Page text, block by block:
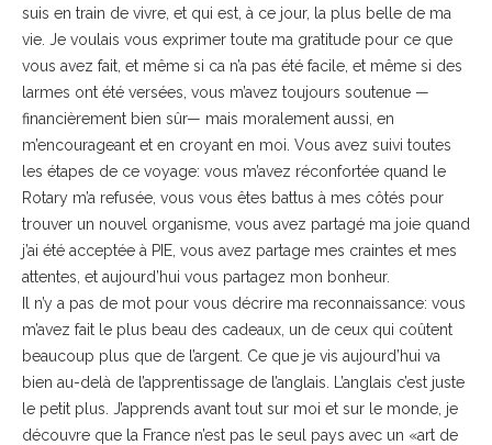
suis en train de vivre, et qui est, à ce jour, la plus belle de ma
vie. Je voulais vous exprimer toute ma gratitude pour ce que
vous avez fait, et même si ca n’a pas été facile, et même si des
larmes ont été versées, vous m’avez toujours soutenue —
financièrement bien sûr— mais moralement aussi, en
m’encourageant et en croyant en moi. Vous avez suivi toutes
les étapes de ce voyage: vous m’avez réconfortée quand le
Rotary m’a refusée, vous vous êtes battus à mes côtés pour
trouver un nouvel organisme, vous avez partagé ma joie quand
j’ai été acceptée à PIE, vous avez partage mes craintes et mes
attentes, et aujourd’hui vous partagez mon bonheur.
Il n’y a pas de mot pour vous décrire ma reconnaissance: vous
m’avez fait le plus beau des cadeaux, un de ceux qui coûtent
beaucoup plus que de l’argent. Ce que je vis aujourd’hui va
bien au-delà de l’apprentissage de l’anglais. L’anglais c’est juste
le petit plus. J’apprends avant tout sur moi et sur le monde, je
découvre que la France n’est pas le seul pays avec un «art de